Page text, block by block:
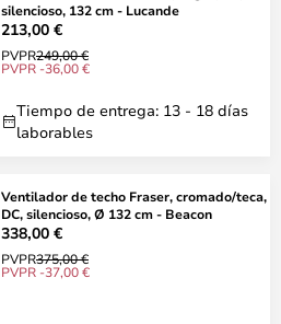
silencioso, 132 cm - Lucande
213,00 €
PVPR249,00 €
PVPR -36,00 €
Tiempo de entrega: 13 - 18 días
laborables
Ventilador de techo Fraser, cromado/teca,
DC, silencioso, Ø 132 cm - Beacon
338,00 €
PVPR375,00 €
PVPR -37,00 €